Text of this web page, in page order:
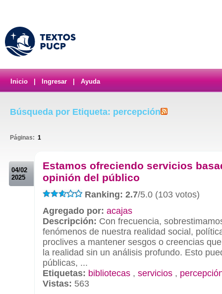
Inicio Ingresar Ayuda
Búsqueda por Etiqueta: percepción
Páginas: 1
04/02
2025
Estamos ofreciendo servicios
opinión del público
Ranking: 2.7/5.0 (103 votos)
Agregado por: acajas
Descripción: Con frecuencia,
fenómenos de nuestra realidad social,
proclives a mantener sesgos o creencias
la realidad sin un análisis profundo. Esto
públicas, ...
Etiquetas: bibliotecas , servicios ,
Vistas: 563